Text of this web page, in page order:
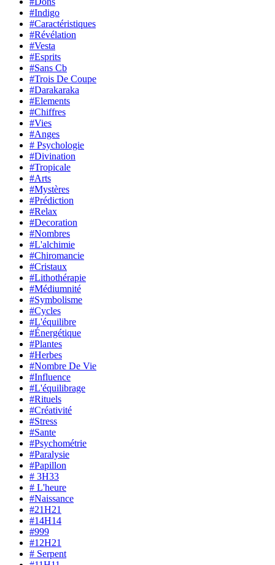
#Indigo
#Caractéristiques
#Révélation
#Vesta
#Esprits
#Sans Cb
#Trois De Coupe
#Darakaraka
#Elements
#Chiffres
#Vies
#Anges
# Psychologie
#Divination
#Tropicale
#Arts
#Mystères
#Prédiction
#Relax
#Decoration
#Nombres
#L'alchimie
#Chiromancie
#Cristaux
#Lithothérapie
#Médiumnité
#Symbolisme
#Cycles
#L'équilibre
#Énergétique
#Plantes
#Herbes
#Nombre De Vie
#Influence
#L'équilibrage
#Rituels
#Créativité
#Stress
#Sante
#Psychométrie
#Paralysie
#Papillon
# 3H33
# L'heure
#Naissance
#21H21
#14H14
#999
#12H21
# Serpent